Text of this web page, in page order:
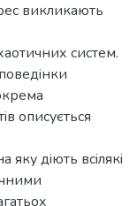
викликають
систем.
описується
яку дiють всiлякi